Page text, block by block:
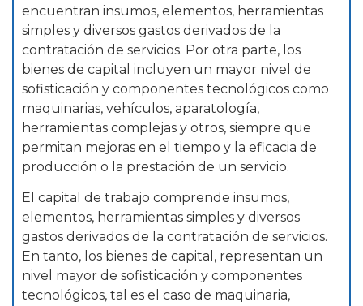
encuentran insumos, elementos, herramientas
simples y diversos gastos derivados de la
contratación de servicios. Por otra parte, los
bienes de capital incluyen un mayor nivel de
sofisticación y componentes tecnológicos como
maquinarias, vehículos, aparatología,
herramientas complejas y otros, siempre que
permitan mejoras en el tiempo y la eficacia de
producción o la prestación de un servicio.
El capital de trabajo comprende insumos,
elementos, herramientas simples y diversos
gastos derivados de la contratación de servicios.
En tanto, los bienes de capital, representan un
nivel mayor de sofisticación y componentes
tecnológicos, tal es el caso de maquinaria,